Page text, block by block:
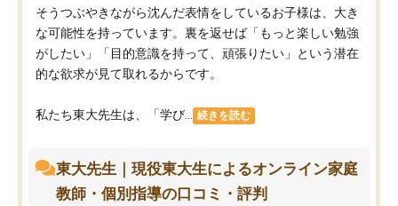
そうつぶやきながら沈んだ表情をしているお子様は、大き
な可能性を持っています。裏を返せば「もっと楽しい勉強
がしたい」「目的意識を持って、頑張りたい」という潜在
的な欲求が見て取れるからです。
私たち東大先生は、「学び... 続きを読む
東大先生｜現役東大生によるオンライン家庭
教師・個別指導の口コミ・評判